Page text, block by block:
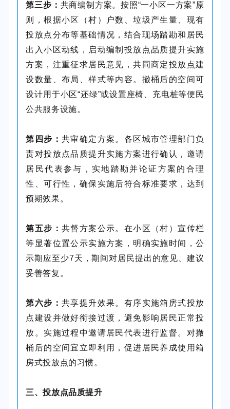
第三步： 共商编制方案。按照“一小区一方案”原
则，根据小区（村）户数、垃圾产生量、现有
投放点分布等基础情况，结合现场踏勘和居民
出入小区动线，启动编制投放点品质提升实施
方案，注重征求居民意见，共同商定投放点建
设数量、布局、样式等内容。撤桶后的空间可
设计用于小区“还绿”或设置座椅、充电桩等便民
公共服务设施。
第四步：共审确定方案。各区城市管理部门负
责对投放点品质提升实施方案进行确认，邀请
居民代表参与，实地踏勘并论证方案的合理
性、可行性，确保实施后符合标准要求，达到
预期效果。
第五步：共督方案公示。在小区（村）宣传栏
等显著位置公示实施方案，明确实施时间，公
示期应至少7天，期间对居民提出的意见、建议
妥善答复。
第六步：共享提升效果。有序实施箱房式投放
点建设并做好衔接过渡，避免影响居民正常投
放。实施过程中邀请居民代表进行监督。对撤
桶后的空间宜立即利用，促进居民养成使用箱
房式投放点的习惯。
三、投放点品质提升